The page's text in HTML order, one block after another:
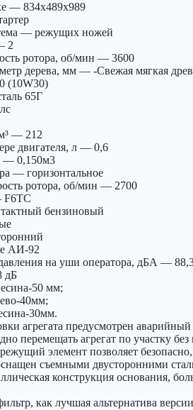
— 834х489х989
— режущих ножей
2
ротора, об/мин — 3600
дерева, мм — -Свежая мягкая
(10W30)
65Г
— 212
двигателя, л — 0,6
— 0,150м3
— горизонтальное
ротора, об/мин — 2700
бензиновый
АИ-92
на уши оператора, дБА —
дБ
50 мм;
40мм;
30мм.
агрегата предусмотрен
перемещать агрегат по участку без
элемент позволяет
съемными двусторонними
конструкция основания,
как лучшая альтернатива